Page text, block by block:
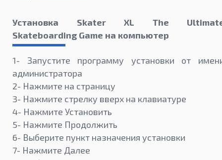
Установка Skater XL The
Skateboarding Game на компьютер
1- Запустите программу установки от
администратора
2- Нажмите на страницу
3- Нажмите стрелку вверх на клавиатуре
4- Нажмите Установить
5- Нажмите Продолжить
6- Выберите пункт назначения установки
7- Нажмите Далее